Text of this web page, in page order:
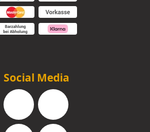
Social Media
Facebook Instagram